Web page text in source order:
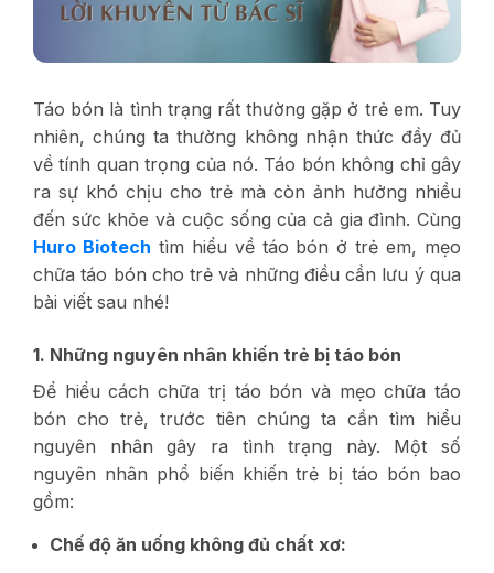
Táo bón là tình trạng rất thường gặp ở trẻ em. Tuy
nhiên, chúng ta thường không nhận thức đầy đủ
về tính quan trọng của nó. Táo bón không chỉ gây
ra sự khó chịu cho trẻ mà còn ảnh hưởng nhiều
đến sức khỏe và cuộc sống của cả gia đình. Cùng
Huro Biotech tìm hiểu về táo bón ở trẻ em, mẹo
chữa táo bón cho trẻ và những điều cần lưu ý qua
bài viết sau nhé!
1. Những nguyên nhân khiến trẻ bị táo bón
Để hiểu cách chữa trị táo bón và mẹo chữa táo
bón cho trẻ, trước tiên chúng ta cần tìm hiểu
nguyên nhân gây ra tình trạng này. Một số
nguyên nhân phổ biến khiến trẻ bị táo bón bao
gồm:
Chế độ ăn uống không đủ chất xơ: